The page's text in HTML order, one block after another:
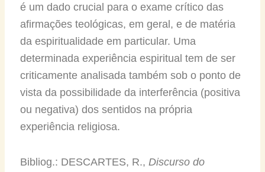
é um dado crucial para o exame crítico das
afirmações teológicas, em geral, e de matéria
da espiritualidade em particular. Uma
determinada experiência espiritual tem de ser
criticamente analisada também sob o ponto de
vista da possibilidade da interferência (positiva
ou negativa) dos sentidos na própria
experiência religiosa.
Bibliog.: DESCARTES, R., Discurso do